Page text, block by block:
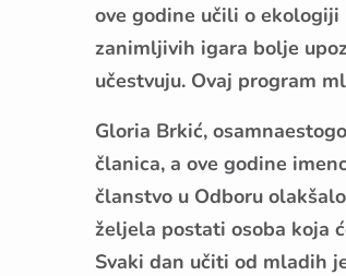
ove godine učili o
zanimljivih igara bolje
učestvuju. Ovaj program
Gloria Brkić,
članica, a ove godine
članstvo u Odboru
željela postati osoba koja
Svaki dan učiti od mladih